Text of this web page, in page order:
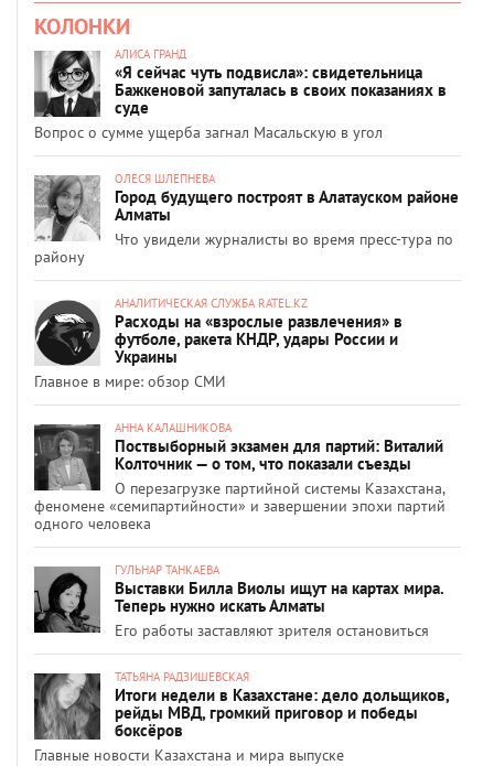
КОЛОНКИ
АЛИСА ГРАНД
«Я сейчас чуть подвисла»: свидетельница
Бажкеновой запуталась в своих показаниях в
суде
Вопрос о сумме ущерба загнал Масальскую в угол
ОЛЕСЯ ШЛЕПНЕВА
Город будущего построят в Алатауском районе
Алматы
Что увидели журналисты во время пресс-тура по
району
АНАЛИТИЧЕСКАЯ СЛУЖБА RATEL.KZ
Расходы на «взрослые развлечения» в
футболе, ракета КНДР, удары России и
Украины
Главное в мире: обзор СМИ
АННА КАЛАШНИКОВА
Поствыборный экзамен для партий: Виталий
Колточник — о том, что показали съезды
О перезагрузке партийной системы Казахстана,
феномене «семипартийности» и завершении эпохи партий
одного человека
ГУЛЬНАР ТАНКАЕВА
Выставки Билла Виолы ищут на картах мира.
Теперь нужно искать Алматы
Его работы заставляют зрителя остановиться
ТАТЬЯНА РАДЗИШЕВСКАЯ
Итоги недели в Казахстане: дело дольщиков,
рейды МВД, громкий приговор и победы
боксёров
Главные новости Казахстана и мира выпуске